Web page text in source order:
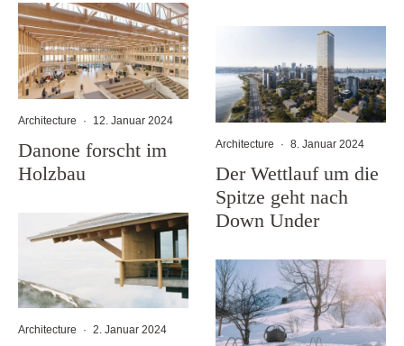
Architecture · 12. Januar 2024
Danone forscht im
Holzbau
Architecture · 2. Januar 2024
Architecture · 8. Januar 2024
Der Wettlauf um die
Spitze geht nach
Down Under